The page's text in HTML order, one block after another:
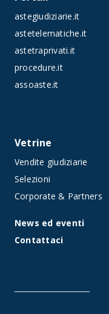
astegiudiziarie.it
astetelematiche.it
astetraprivati.it
procedure.it
assoaste.it
Vetrine
Vendite giudiziarie
Selezioni
Corporate & Partners
News ed eventi
Contattaci